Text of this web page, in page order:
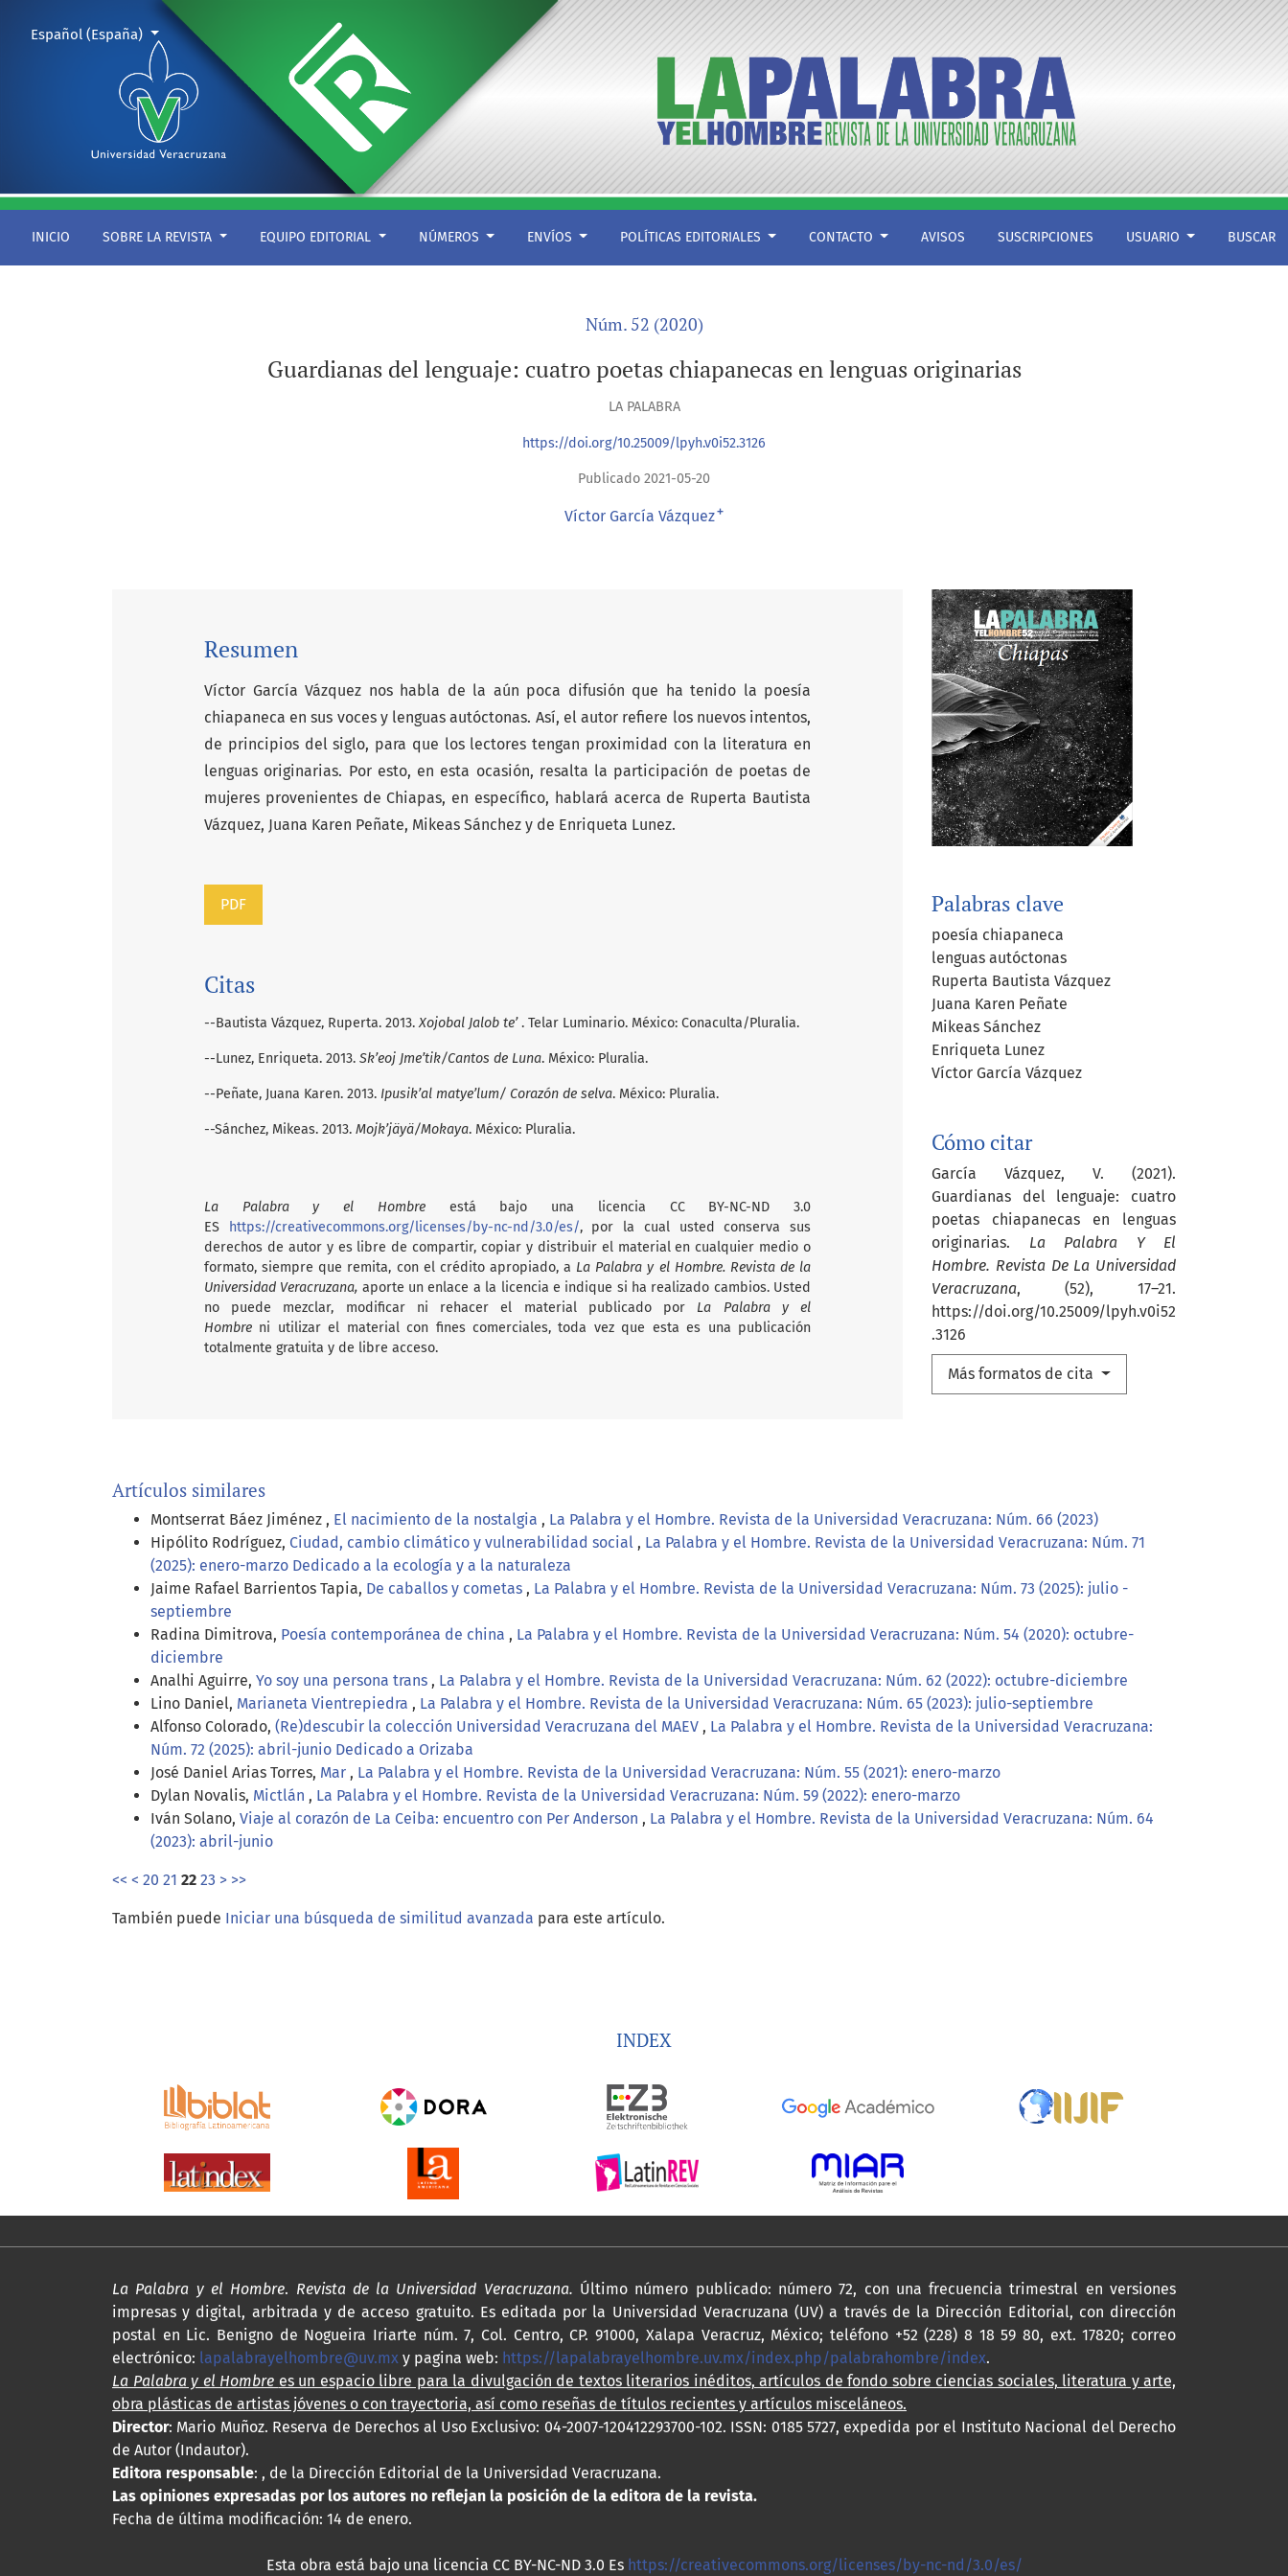
Guardianas del lenguaje: cuatro poetas chiapanecas en lenguas originarias
INICIO SOBRE LA REVISTA EQUIPO EDITORIAL NÚMEROS ENVÍOS POLÍTICAS EDITORIALES CONTACTO AVISOS SUSCRIPCIONES USUARIO BUSCAR
Cambiar el idioma. El actual es:
Español (España)
Núm. 52 (2020)
Guardianas del lenguaje: cuatro poetas chiapanecas en lenguas originarias
LA PALABRA
https://doi.org/10.25009/lpyh.v0i52.3126
Publicado 2021-05-20
Víctor García Vázquez+
Palabras clave
poesía chiapaneca
lenguas autóctonas
Ruperta Bautista Vázquez
Juana Karen Peñate
Mikeas Sánchez
Enriqueta Lunez
Víctor García Vázquez
Cómo citar
García Vázquez, V. (2021).
Guardianas del lenguaje: cuatro
poetas chiapanecas en lenguas
originarias. La Palabra Y El
Hombre. Revista De La Universidad
Veracruzana, (52), 17–21.
https://doi.org/10.25009/lpyh.v0i52
.3126
Más formatos de cita
Resumen
Víctor García Vázquez nos habla de la aún poca difusión que ha tenido la poesía
chiapaneca en sus voces y lenguas autóctonas. Así, el autor refiere los nuevos intentos,
de principios del siglo, para que los lectores tengan proximidad con la literatura en
lenguas originarias. Por esto, en esta ocasión, resalta la participación de poetas de
mujeres provenientes de Chiapas, en específico, hablará acerca de Ruperta Bautista
Vázquez, Juana Karen Peñate, Mikeas Sánchez y de Enriqueta Lunez.
PDF
Citas
--Bautista Vázquez, Ruperta. 2013.Xojobal Jalob te’. Telar Luminario. México: Conaculta/Pluralia.
--Lunez, Enriqueta. 2013. Sk’eoj Jme’tik/Cantos de Luna. México: Pluralia.
--Peñate, Juana Karen. 2013. Ipusik’al matye’lum/ Corazón de selva. México: Pluralia.
--Sánchez, Mikeas. 2013. Mojk’jäyä/Mokaya. México: Pluralia.
La Palabra y el Hombreestá bajo una licencia CC BY-NC-ND 3.0
ES
https://creativecommons.org/licenses/by-nc-nd/3.0/es/, por la cual usted conserva sus
derechos de autor y es libre de compartir, copiar y distribuir el material en cualquier medio o
formato, siempre que remita, con el crédito apropiado, a La Palabra y el Hombre. Revista de la
Universidad Veracruzana, aporte un enlace a la licencia e indique si ha realizado cambios. Usted
no puede mezclar, modificar ni rehacer el material publicado por La Palabra y el
Hombre ni utilizar el material con fines comerciales, toda vez que esta es una publicación
totalmente gratuita y de libre acceso.
Artículos similares
Montserrat Báez Jiménez , El nacimiento de la nostalgia , La Palabra y el Hombre. Revista de la Universidad Veracruzana: Núm. 66 (2023)
Hipólito Rodríguez, Ciudad, cambio climático y vulnerabilidad social , La Palabra y el Hombre. Revista de la Universidad Veracruzana: Núm. 71
(2025): enero-marzo Dedicado a la ecología y a la naturaleza
Jaime Rafael Barrientos Tapia, De caballos y cometas , La Palabra y el Hombre. Revista de la Universidad Veracruzana: Núm. 73 (2025): julio -
septiembre
Radina Dimitrova, Poesía contemporánea de china , La Palabra y el Hombre. Revista de la Universidad Veracruzana: Núm. 54 (2020): octubre-
diciembre
Analhi Aguirre, Yo soy una persona trans , La Palabra y el Hombre. Revista de la Universidad Veracruzana: Núm. 62 (2022): octubre-diciembre
Lino Daniel, Marianeta Vientrepiedra , La Palabra y el Hombre. Revista de la Universidad Veracruzana: Núm. 65 (2023): julio-septiembre
Alfonso Colorado, (Re)descubir la colección Universidad Veracruzana del MAEV , La Palabra y el Hombre. Revista de la Universidad Veracruzana:
Núm. 72 (2025): abril-junio Dedicado a Orizaba
José Daniel Arias Torres, Mar , La Palabra y el Hombre. Revista de la Universidad Veracruzana: Núm. 55 (2021): enero-marzo
Dylan Novalis, Mictlán , La Palabra y el Hombre. Revista de la Universidad Veracruzana: Núm. 59 (2022): enero-marzo
Iván Solano, Viaje al corazón de La Ceiba: encuentro con Per Anderson , La Palabra y el Hombre. Revista de la Universidad Veracruzana: Núm. 64
(2023): abril-junio
<< < 20 21 22 23 > >>
También puede Iniciar una búsqueda de similitud avanzada para este artículo.
INDEX
La Palabra y el Hombre. Revista de la Universidad Veracruzana. Último número publicado: número 72, con una frecuencia trimestral en versiones
impresas y digital, arbitrada y de acceso gratuito. Es editada por la Universidad Veracruzana (UV) a través de la Dirección Editorial, con dirección
postal en Lic. Benigno de Nogueira Iriarte núm. 7, Col. Centro, CP. 91000, Xalapa Veracruz, México; teléfono +52 (228) 8 18 59 80, ext. 17820; correo
electrónico: lapalabrayelhombre@uv.mx y pagina web: https://lapalabrayelhombre.uv.mx/index.php/palabrahombre/index.
La Palabra y el Hombre es un espacio libre para la divulgación de textos literarios inéditos, artículos de fondo sobre ciencias sociales, literatura y arte,
obra plásticas de artistas jóvenes o con trayectoria, así como reseñas de títulos recientes y artículos misceláneos.
Director: Mario Muñoz. Reserva de Derechos al Uso Exclusivo: 04-2007-120412293700-102. ISSN: 0185 5727, expedida por el Instituto Nacional del Derecho
de Autor (Indautor).
Editora responsable: , de la Dirección Editorial de la Universidad Veracruzana.
Las opiniones expresadas por los autores no reflejan la posición de la editora de la revista.
Fecha de última modificación: 14 de enero.
Esta obra está bajo una licencia CC BY-NC-ND 3.0 Es https://creativecommons.org/licenses/by-nc-nd/3.0/es/